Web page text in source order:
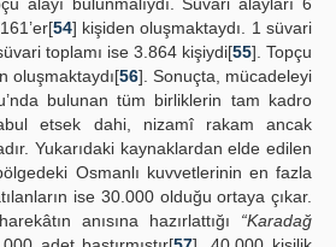
54] kişiden oluşmaktaydı. 1 süvari
toplamı ise 3.864 kişiydi[55]. Topçu
oluşmaktaydı[56]. Sonuçta, mücadeleyi
bulunan tüm birliklerin tam kadro
etsek dahi, nizamî rakam ancak
Yukarıdaki kaynaklardan elde edilen
Osmanlı kuvvetlerinin en fazla
ise 30.000 olduğu ortaya çıkar.
anısına hazırlattığı “Karadağ